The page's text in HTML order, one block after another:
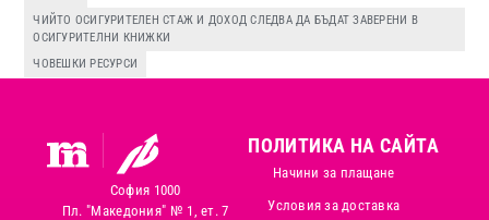
ЧИЙТО ОСИГУРИТЕЛЕН СТАЖ И ДОХОД СЛЕДВА ДА БЪДАТ ЗАВЕРЕНИ В
ОСИГУРИТЕЛНИ КНИЖКИ
ЧОВЕШКИ РЕСУРСИ
София 1000
Пл. "Македония" № 1, ет. 7
ПОЛИТИКА НА САЙТА
Начини за плащане
Условия за доставка